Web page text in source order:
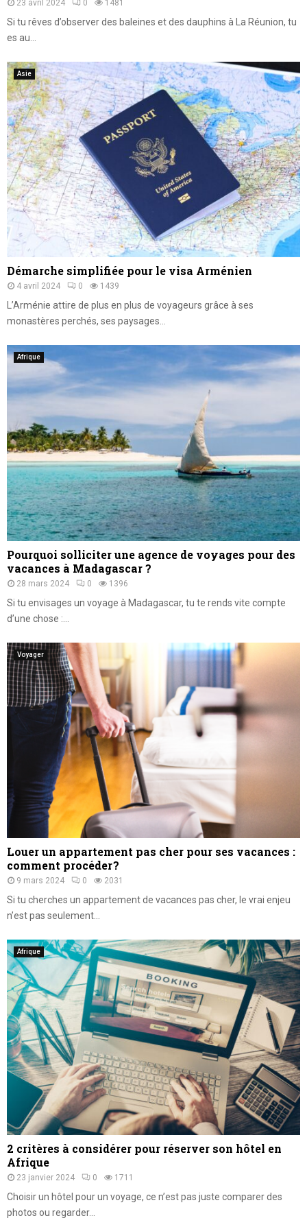
23 avril 2024 0 1481
Si tu rêves d’observer des baleines et des dauphins à La Réunion, tu
es au...
Asie
Démarche simplifiée pour le visa Arménien
4 avril 2024 0 1439
L’Arménie attire de plus en plus de voyageurs grâce à ses
monastères perchés, ses paysages...
Afrique
Pourquoi solliciter une agence de voyages pour des
vacances à Madagascar ?
28 mars 2024 0 1396
Si tu envisages un voyage à Madagascar, tu te rends vite compte
d’une chose :...
Voyager
Louer un appartement pas cher pour ses vacances :
comment procéder ?
9 mars 2024 0 2031
Si tu cherches un appartement de vacances pas cher, le vrai enjeu
n’est pas seulement...
Afrique
2 critères à considérer pour réserver son hôtel en
Afrique
23 janvier 2024 0 1711
Choisir un hôtel pour un voyage, ce n’est pas juste comparer des
photos ou regarder...